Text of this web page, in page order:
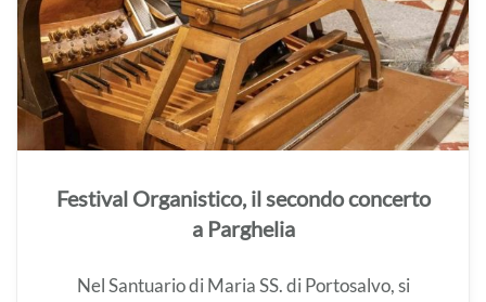
Festival Organistico, il secondo concerto
a Parghelia
Nel Santuario di Maria SS. di Portosalvo, si